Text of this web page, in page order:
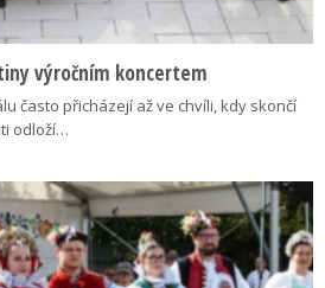
výročním koncertem
často přicházejí až ve chvíli, kdy skončí
odloží…